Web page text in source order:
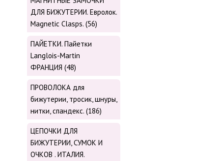
ДЛЯ БИЖУТЕРИИ. Евролок.
Magnetic Сlasps. (56)
ПАЙЕТКИ. Пайетки
Langlois-Martin
ФРАНЦИЯ (48)
ПРОВОЛОКА для
бижутерии, тросик, шнуры,
нитки, cпандекс. (186)
ЦЕПОЧКИ ДЛЯ
БИЖУТЕРИИ, СУМОК И
ОЧКОВ . ИТАЛИЯ.